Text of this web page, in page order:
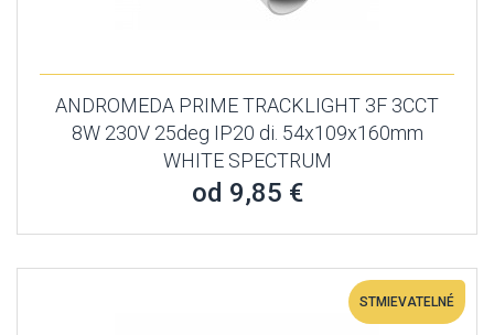
ANDROMEDA PRIME TRACKLIGHT 3F 3CCT
8W 230V 25deg IP20 di. 54x109x160mm
WHITE SPECTRUM
od 9,85 €
STMIEVATELNÉ